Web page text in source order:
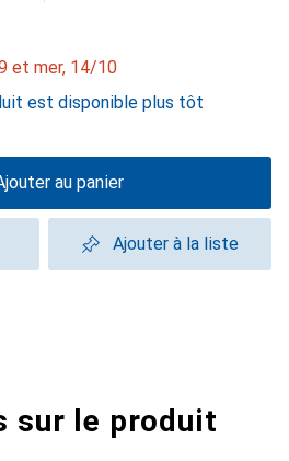
et mer, 14/10
est disponible plus tôt
au panier
Ajouter à la liste
sur le produit